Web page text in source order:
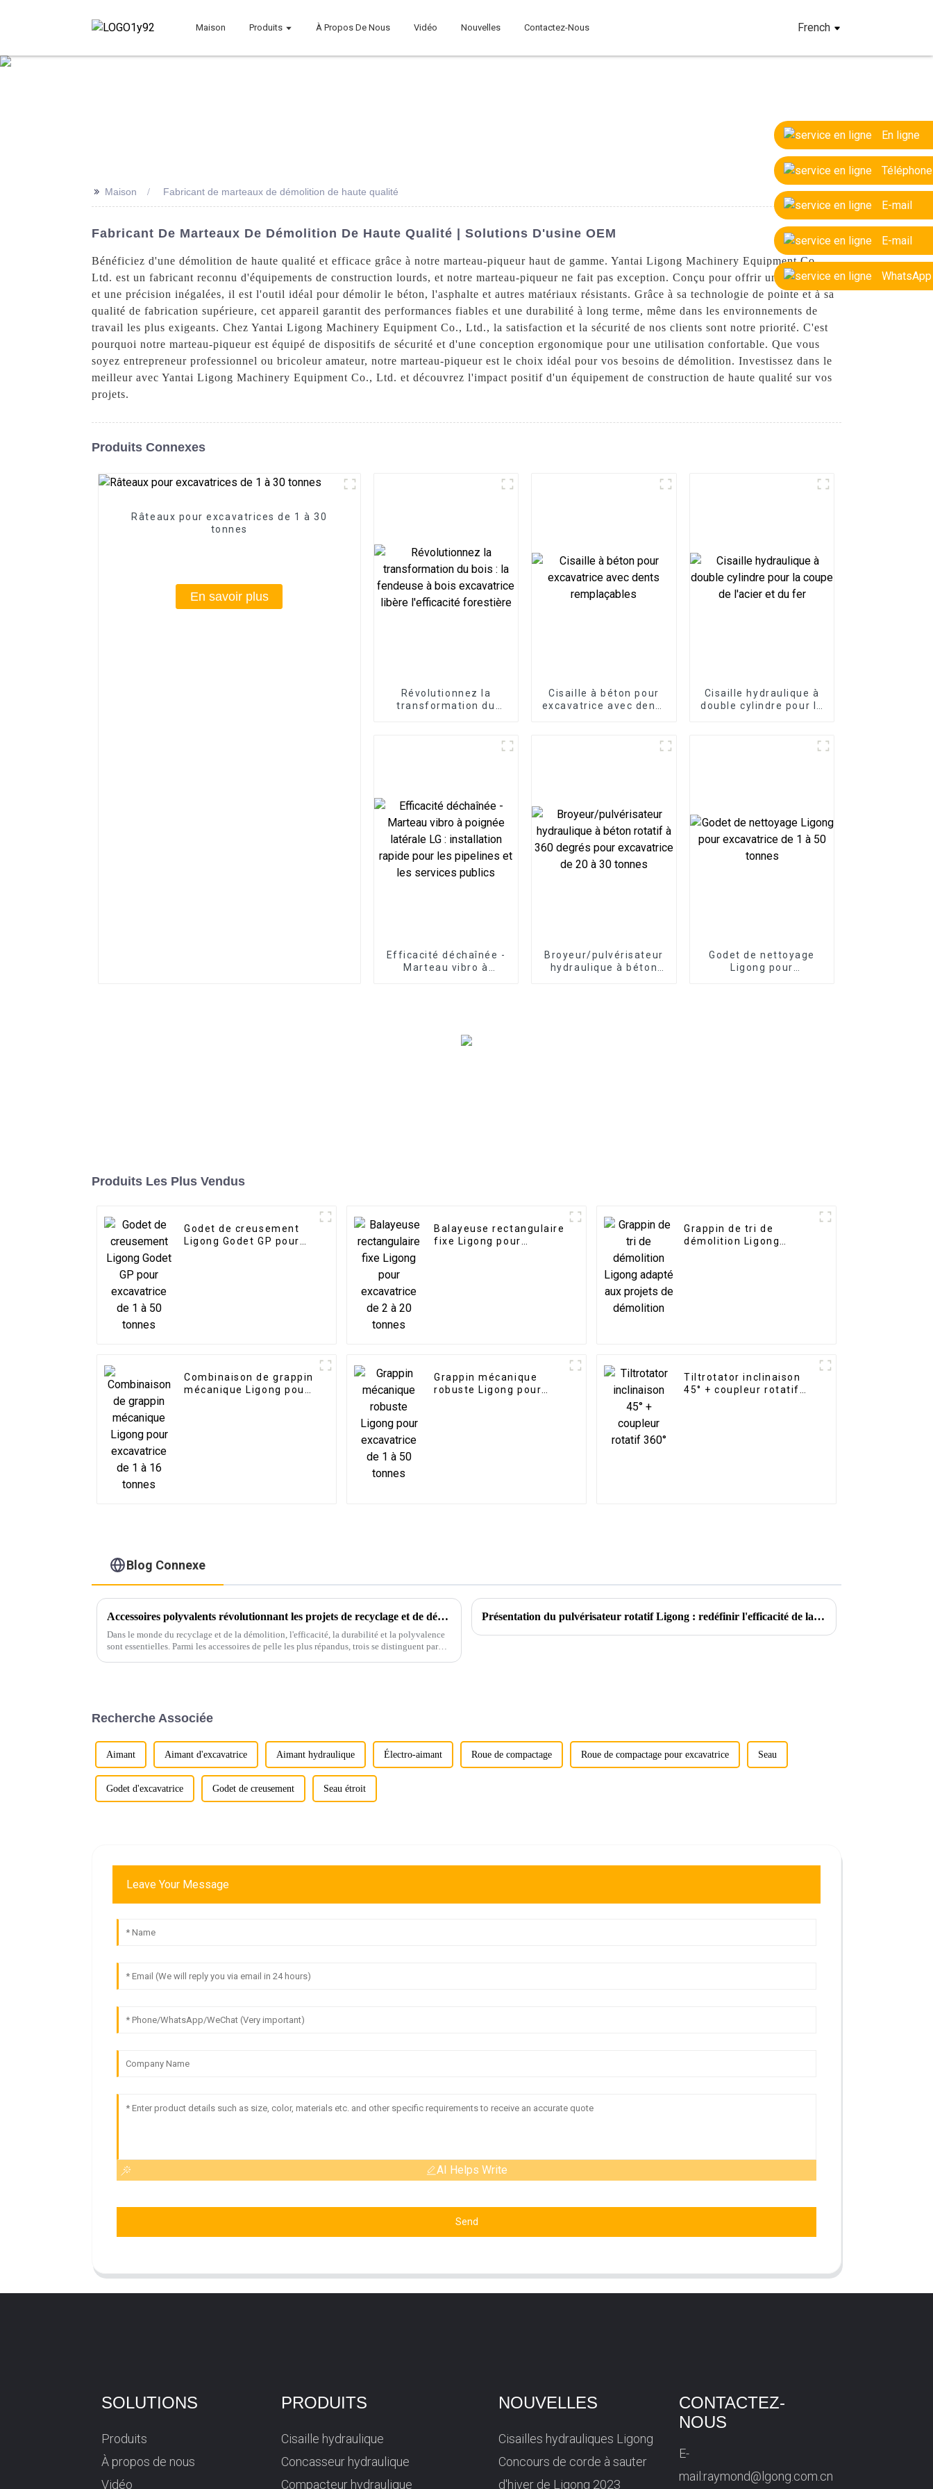
Maison Produits À Propos De Nous Vidéo Nouvelles Contactez-Nous French
En ligne
Téléphone
E-mail
E-mail
WhatsApp
>> Maison Fabricant de marteaux de démolition de haute qualité
Fabricant De Marteaux De Démolition De Haute Qualité | Solutions D'usine OEM
Bénéficiez d'une démolition de haute qualité et efficace grâce à notre marteau-piqueur haut de gamme. Yantai Ligong Machinery Equipment Co.,
Ltd. est un fabricant reconnu d'équipements de construction lourds, et notre marteau-piqueur ne fait pas exception. Conçu pour offrir une puissance
et une précision inégalées, il est l'outil idéal pour démolir le béton, l'asphalte et autres matériaux résistants. Grâce à sa technologie de pointe et à sa
qualité de fabrication supérieure, cet appareil garantit des performances fiables et une durabilité à long terme, même dans les environnements de
travail les plus exigeants. Chez Yantai Ligong Machinery Equipment Co., Ltd., la satisfaction et la sécurité de nos clients sont notre priorité. C'est
pourquoi notre marteau-piqueur est équipé de dispositifs de sécurité et d'une conception ergonomique pour une utilisation confortable. Que vous
soyez entrepreneur professionnel ou bricoleur amateur, notre marteau-piqueur est le choix idéal pour vos besoins de démolition. Investissez dans le
meilleur avec Yantai Ligong Machinery Equipment Co., Ltd. et découvrez l'impact positif d'un équipement de construction de haute qualité sur vos
projets.
Produits Connexes
Râteaux pour excavatrices de 1 à 30
tonnes
En savoir plus
Révolutionnez la
transformation du
l'efficacité forestière
Cisaille à béton pour
excavatrice avec dents
Cisaille hydraulique à
double cylindre pour la
Efficacité déchaînée -
Marteau vibro à
Broyeur/pulvérisateur
hydraulique à béton
Godet de nettoyage
Ligong pour
Produits Les Plus Vendus
Godet de creusement
Ligong Godet GP pour
Balayeuse rectangulaire
fixe Ligong pour
Grappin de tri de
démolition Ligong
Combinaison de grappin
mécanique Ligong pour
Grappin mécanique
robuste Ligong pour
Tiltrotator inclinaison
45° + coupleur rotatif
Blog Connexe
Accessoires polyvalents révolutionnant les projets de recyclage et de démolition : cisaille à voiture, presse à châssis de voiture et grappin rotatif
Dans le monde du recyclage et de la démolition, l'efficacité, la durabilité et la polyvalence
sont essentielles. Parmi les accessoires de pelle les plus répandus, trois se distinguent par
Présentation du pulvérisateur rotatif Ligong : redéfinir l'efficacité de la démolition
Recherche Associée
Aimant Aimant d'excavatrice Aimant hydraulique Électro-aimant Roue de compactage Roue de compactage pour excavatrice Seau
Godet d'excavatrice Godet de creusement Seau étroit
Leave Your Message
AI Helps Write
Send
SOLUTIONS
Produits
À propos de nous
Vidéo
PRODUITS
Cisaille hydraulique
Concasseur hydraulique
Compacteur hydraulique
NOUVELLES
Cisailles hydrauliques Ligong
Concours de corde à sauter
d'hiver de Ligong 2023
CONTACTEZ-
NOUS
E-
mail:raymond@lgong.com.cn